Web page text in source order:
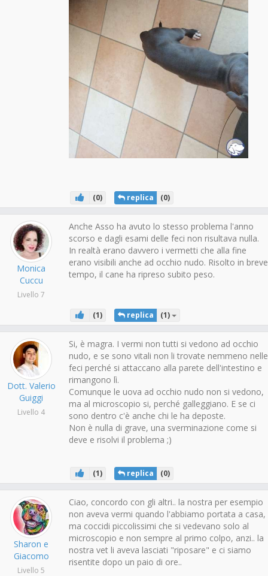
(0) replica (0)
Monica
Cuccu
Livello 7
Anche Asso ha avuto lo stesso problema l'anno
scorso e dagli esami delle feci non risultava nulla.
In realtà erano davvero i vermetti che alla fine
erano visibili anche ad occhio nudo. Risolto in breve
tempo, il cane ha ripreso subito peso.
(1) replica (1)
Dott. Valerio
Guiggi
Livello 4
Si, è magra. I vermi non tutti si vedono ad occhio
nudo, e se sono vitali non li trovate nemmeno nelle
feci perché si attaccano alla parete dell'intestino e
rimangono lì.
Comunque le uova ad occhio nudo non si vedono,
ma al microscopio si, perché galleggiano. E se ci
sono dentro c'è anche chi le ha deposte.
Non è nulla di grave, una sverminazione come si
deve e risolvi il problema ;)
(1) replica (0)
Sharon e
Giacomo
Livello 5
Ciao, concordo con gli altri.. la nostra per esempio
non aveva vermi quando l'abbiamo portata a casa,
ma coccidi piccolissimi che si vedevano solo al
microscopio e non sempre al primo colpo, anzi.. la
nostra vet li aveva lasciati "riposare" e ci siamo
risentite dopo un paio di ore..